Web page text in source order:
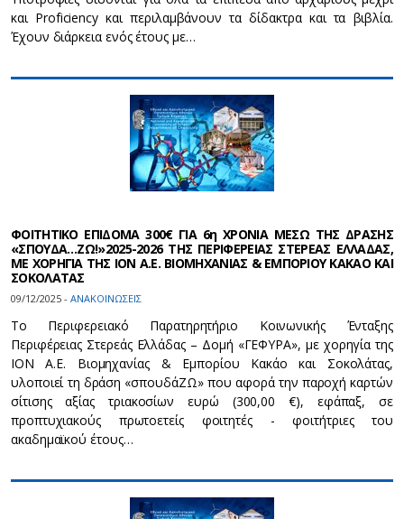
και Proficiency και περιλαμβάνουν τα δίδακτρα και τα βιβλία.
Έχουν διάρκεια ενός έτους με…
ΦΟΙΤΗΤΙΚΟ ΕΠΙΔΟΜΑ 300€ ΓΙΑ 6η ΧΡΟΝΙΑ ΜΕΣΩ ΤΗΣ ΔΡΑΣΗΣ
«ΣΠΟΥΔΑ…ΖΩ!»2025-2026 ΤΗΣ ΠΕΡΙΦΕΡΕΙΑΣ ΣΤΕΡΕΑΣ ΕΛΛΑΔΑΣ,
ΜΕ ΧΟΡΗΓΙΑ ΤΗΣ ΙΟΝ Α.Ε. ΒΙΟΜΗΧΑΝΙΑΣ & ΕΜΠΟΡΙΟΥ ΚΑΚΑΟ ΚΑΙ
ΣΟΚΟΛΑΤΑΣ
09/12/2025 - ΑΝΑΚΟΙΝΩΣΕΙΣ
Το Περιφερειακό Παρατηρητήριο Κοινωνικής Ένταξης
Περιφέρειας Στερεάς Ελλάδας – Δομή «ΓΕΦΥΡΑ», με χορηγία της
ΙΟΝ Α.Ε. Βιομηχανίας & Εμπορίου Κακάο και Σοκολάτας,
υλοποιεί τη δράση «σπουδάΖΩ» που αφορά την παροχή καρτών
σίτισης αξίας τριακοσίων ευρώ (300,00 €), εφάπαξ, σε
προπτυχιακούς πρωτοετείς φοιτητές - φοιτήτριες του
ακαδημαϊκού έτους…